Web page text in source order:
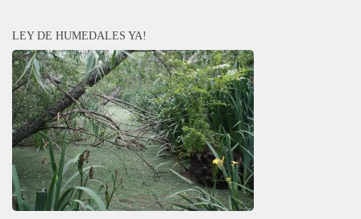
LEY DE HUMEDALES YA!